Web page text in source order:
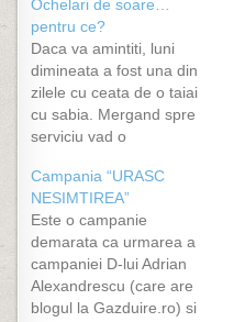
Ochelari de soare…
pentru ce?
Daca va amintiti, luni
dimineata a fost una din
zilele cu ceata de o taiai
cu sabia. Mergand spre
serviciu vad o
masina a carei marca
creeaza dispute dar un
model care costa foarte
mult, cu o culoare a
parului ca a paiului si
cu...ochelari de soare.
Nu,…
Campania “URASC
NESIMTIREA”
Este o campanie
demarata ca urmarea a
campaniei D-lui Adrian
Alexandrescu (care are
blogul la Gazduire.ro) si